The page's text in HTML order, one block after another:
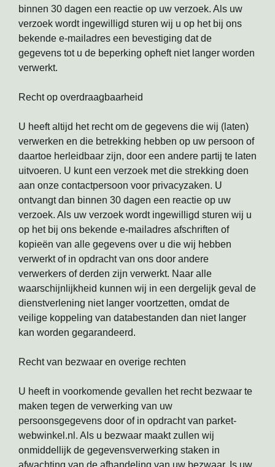
binnen 30 dagen een reactie op uw verzoek. Als uw
verzoek wordt ingewilligd sturen wij u op het bij ons
bekende e-mailadres een bevestiging dat de
gegevens tot u de beperking opheft niet langer worden
verwerkt.
Recht op overdraagbaarheid
U heeft altijd het recht om de gegevens die wij (laten)
verwerken en die betrekking hebben op uw persoon of
daartoe herleidbaar zijn, door een andere partij te laten
uitvoeren. U kunt een verzoek met die strekking doen
aan onze contactpersoon voor privacyzaken. U
ontvangt dan binnen 30 dagen een reactie op uw
verzoek. Als uw verzoek wordt ingewilligd sturen wij u
op het bij ons bekende e-mailadres afschriften of
kopieën van alle gegevens over u die wij hebben
verwerkt of in opdracht van ons door andere
verwerkers of derden zijn verwerkt. Naar alle
waarschijnlijkheid kunnen wij in een dergelijk geval de
dienstverlening niet langer voortzetten, omdat de
veilige koppeling van databestanden dan niet langer
kan worden gegarandeerd.
Recht van bezwaar en overige rechten
U heeft in voorkomende gevallen het recht bezwaar te
maken tegen de verwerking van uw
persoonsgegevens door of in opdracht van parket-
webwinkel.nl. Als u bezwaar maakt zullen wij
onmiddellijk de gegevensverwerking staken in
afwachting van de afhandeling van uw bezwaar. Is uw